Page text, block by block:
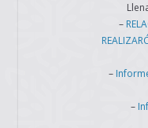
–
–
–